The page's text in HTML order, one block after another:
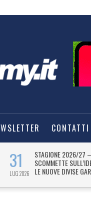
CONTATTI